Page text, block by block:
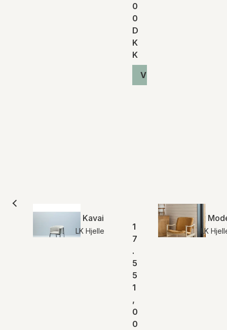
0
0
D
K
K
Vis produkt
Kavai Lænestol | Hjelle
LK Hjelle
1
7
.
5
5
1
,
0
0
LK